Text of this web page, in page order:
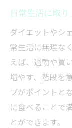
ダイ
無理せず
シェ
無理
るコツ
都度払
日常生活に取
ダイエットやシ
常生活に無理な
えば、通勤や買
増やす、階段を
プがポイントと
に食べることで
とができます。